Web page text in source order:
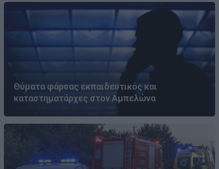
Θύματα φάρσας εκπαιδευτικός και
καταστηματάρχες στον Αμπελώνα